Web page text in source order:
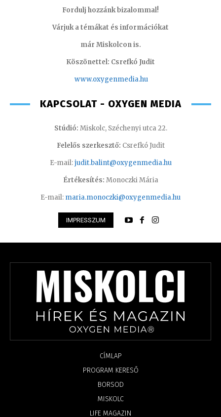
Fordulj hozzánk bizalommal!
Várjuk a témákat és információkat
már Miskolcon is.
Köszönettel: Csrefkó Judit
www.oxygenmedia.hu
KAPCSOLAT - OXYGEN MEDIA
Stúdió: Miskolc, Széchenyi utca 22.
Felelős szerkesztő: Csrefkó Judit
E-mail:judit.balint@oxygenmedia.hu
Értékesítés: Monoczki Mária
E-mail: maria.monoczki@oxygenmedia.hu
IMPRESSZUM
CÍMLAP
PROGRAM KERESŐ
BORSOD
MISKOLC
LIFE MAGAZIN